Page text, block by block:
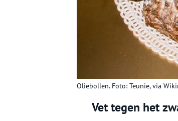
Oliebollen. Foto: Teunie, via
Vet tegen het